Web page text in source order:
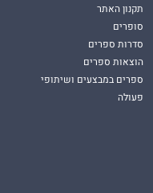
תקנון האתר
סופרים
סדרות ספרים
הוצאות ספרים
ספרים במבצעים ושיתופי
פעולה